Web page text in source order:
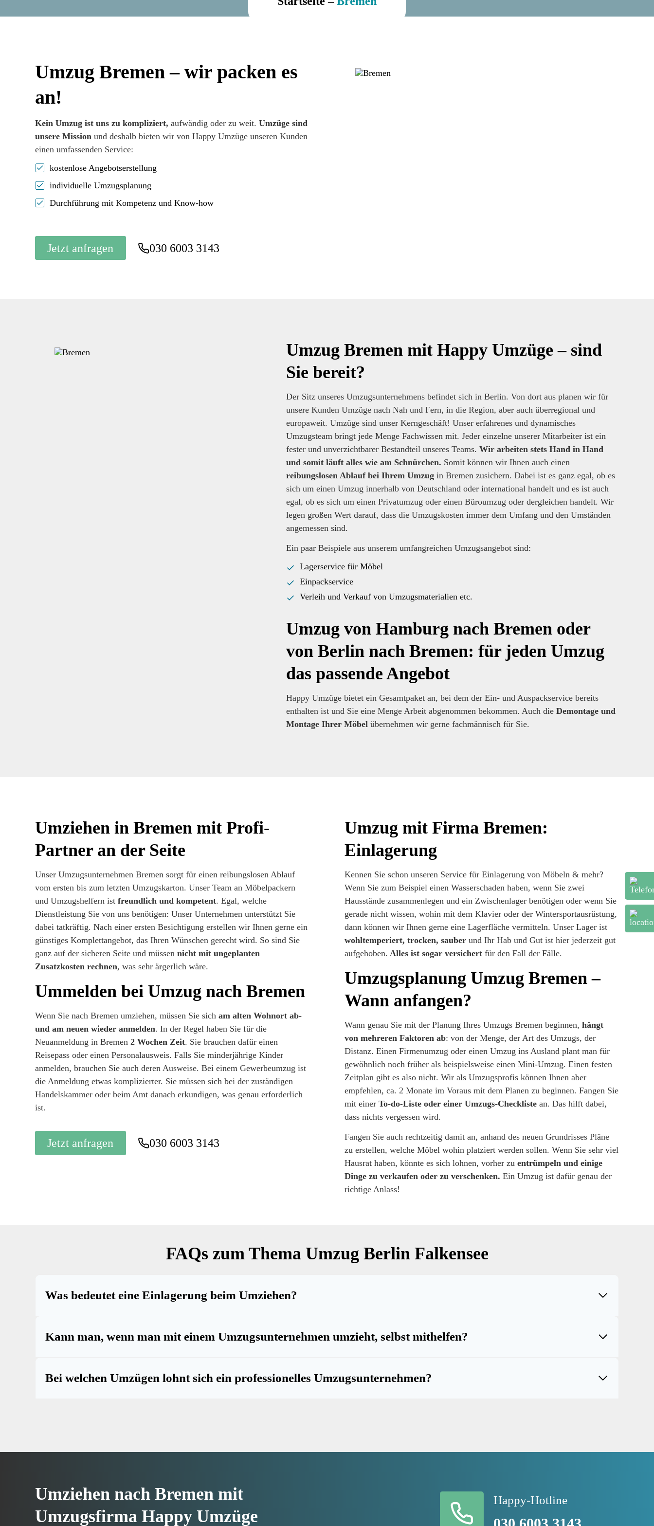
Umzug Bremen – wir packen es
an!
Kein Umzug ist uns zu kompliziert, aufwändig oder zu weit. Umzüge sind
unsere Mission und deshalb bieten wir von Happy Umzüge unseren Kunden
einen umfassenden Service:
kostenlose Angebotserstellung
individuelle Umzugsplanung
Durchführung mit Kompetenz und Know-how
Jetzt anfragen 030 6003 3143
Umzug Bremen mit Happy Umzüge – sind
Sie bereit?
Der Sitz unseres Umzugsunternehmens befindet sich in Berlin. Von dort aus planen wir für
unsere Kunden Umzüge nach Nah und Fern, in die Region, aber auch überregional und
europaweit. Umzüge sind unser Kerngeschäft! Unser erfahrenes und dynamisches
Umzugsteam bringt jede Menge Fachwissen mit. Jeder einzelne unserer Mitarbeiter ist ein
fester und unverzichtbarer Bestandteil unseres Teams. Wir arbeiten stets Hand in Hand
und somit läuft alles wie am Schnürchen. Somit können wir Ihnen auch einen
reibungslosen Ablauf bei Ihrem Umzug in Bremen zusichern. Dabei ist es ganz egal, ob es
sich um einen Umzug innerhalb von Deutschland oder international handelt und es ist auch
egal, ob es sich um einen Privatumzug oder einen Büroumzug oder dergleichen handelt. Wir
legen großen Wert darauf, dass die Umzugskosten immer dem Umfang und den Umständen
angemessen sind.
Ein paar Beispiele aus unserem umfangreichen Umzugsangebot sind:
Lagerservice für Möbel
Einpackservice
Verleih und Verkauf von Umzugsmaterialien etc.
Umzug von Hamburg nach Bremen oder
von Berlin nach Bremen: für jeden Umzug
das passende Angebot
Happy Umzüge bietet ein Gesamtpaket an, bei dem der Ein- und Auspackservice bereits
enthalten ist und Sie eine Menge Arbeit abgenommen bekommen. Auch die Demontage und
Montage Ihrer Möbel übernehmen wir gerne fachmännisch für Sie.
Umziehen in Bremen mit Profi-
Partner an der Seite
Unser Umzugsunternehmen Bremen sorgt für einen reibungslosen Ablauf
vom ersten bis zum letzten Umzugskarton. Unser Team an Möbelpackern
und Umzugshelfern ist freundlich und kompetent. Egal, welche
Dienstleistung Sie von uns benötigen: Unser Unternehmen unterstützt Sie
dabei tatkräftig. Nach einer ersten Besichtigung erstellen wir Ihnen gerne ein
günstiges Komplettangebot, das Ihren Wünschen gerecht wird. So sind Sie
ganz auf der sicheren Seite und müssen nicht mit ungeplanten
Zusatzkosten rechnen, was sehr ärgerlich wäre.
Ummelden bei Umzug nach Bremen
Wenn Sie nach Bremen umziehen, müssen Sie sich am alten Wohnort ab-
und am neuen wieder anmelden. In der Regel haben Sie für die
Neuanmeldung in Bremen 2 Wochen Zeit. Sie brauchen dafür einen
Reisepass oder einen Personalausweis. Falls Sie minderjährige Kinder
anmelden, brauchen Sie auch deren Ausweise. Bei einem Gewerbeumzug ist
die Anmeldung etwas komplizierter. Sie müssen sich bei der zuständigen
Handelskammer oder beim Amt danach erkundigen, was genau erforderlich
ist.
Jetzt anfragen 030 6003 3143
Umzug mit Firma Bremen:
Einlagerung
Kennen Sie schon unseren Service für Einlagerung von Möbeln & mehr?
Wenn Sie zum Beispiel einen Wasserschaden haben, wenn Sie zwei
Hausstände zusammenlegen und ein Zwischenlager benötigen oder wenn Sie
gerade nicht wissen, wohin mit dem Klavier oder der Wintersportausrüstung,
dann können wir Ihnen gerne eine Lagerfläche vermitteln. Unser Lager ist
wohltemperiert, trocken, sauber und Ihr Hab und Gut ist hier jederzeit gut
aufgehoben. Alles ist sogar versichert für den Fall der Fälle.
Umzugsplanung Umzug Bremen –
Wann anfangen?
Wann genau Sie mit der Planung Ihres Umzugs Bremen beginnen, hängt
von mehreren Faktoren ab: von der Menge, der Art des Umzugs, der
Distanz. Einen Firmenumzug oder einen Umzug ins Ausland plant man für
gewöhnlich noch früher als beispielsweise einen Mini-Umzug. Einen festen
Zeitplan gibt es also nicht. Wir als Umzugsprofis können Ihnen aber
empfehlen, ca. 2 Monate im Voraus mit dem Planen zu beginnen. Fangen Sie
mit einer To-do-Liste oder einer Umzugs-Checkliste an. Das hilft dabei,
dass nichts vergessen wird.
Fangen Sie auch rechtzeitig damit an, anhand des neuen Grundrisses Pläne
zu erstellen, welche Möbel wohin platziert werden sollen. Wenn Sie sehr viel
Hausrat haben, könnte es sich lohnen, vorher zu entrümpeln und einige
Dinge zu verkaufen oder zu verschenken. Ein Umzug ist dafür genau der
richtige Anlass!
FAQs zum Thema Umzug Berlin Falkensee
Was bedeutet eine Einlagerung beim Umziehen?
Kann man, wenn man mit einem Umzugsunternehmen umzieht, selbst mithelfen?
Bei welchen Umzügen lohnt sich ein professionelles Umzugsunternehmen?
Umziehen nach Bremen mit
Umzugsfirma Happy Umzüge
Happy-Hotline